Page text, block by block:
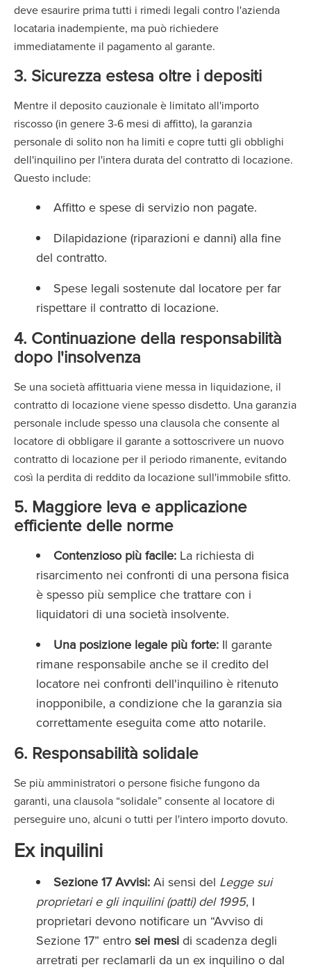
deve esaurire prima tutti i rimedi legali contro l'azienda
locataria inadempiente, ma può richiedere
immediatamente il pagamento al garante.
3. Sicurezza estesa oltre i depositi
Mentre il deposito cauzionale è limitato all'importo
riscosso (in genere 3-6 mesi di affitto), la garanzia
personale di solito non ha limiti e copre tutti gli obblighi
dell'inquilino per l'intera durata del contratto di locazione.
Questo include:
Affitto e spese di servizio non pagate.
Dilapidazione (riparazioni e danni) alla fine
del contratto.
Spese legali sostenute dal locatore per far
rispettare il contratto di locazione.
4. Continuazione della responsabilità
dopo l'insolvenza
Se una società affittuaria viene messa in liquidazione, il
contratto di locazione viene spesso disdetto. Una garanzia
personale include spesso una clausola che consente al
locatore di obbligare il garante a sottoscrivere un nuovo
contratto di locazione per il periodo rimanente, evitando
così la perdita di reddito da locazione sull'immobile sfitto.
5. Maggiore leva e applicazione
efficiente delle norme
Contenzioso più facile: La richiesta di
risarcimento nei confronti di una persona fisica
è spesso più semplice che trattare con i
liquidatori di una società insolvente.
Una posizione legale più forte: Il garante
rimane responsabile anche se il credito del
locatore nei confronti dell'inquilino è ritenuto
inopponibile, a condizione che la garanzia sia
correttamente eseguita come atto notarile.
6. Responsabilità solidale
Se più amministratori o persone fisiche fungono da
garanti, una clausola “solidale” consente al locatore di
perseguire uno, alcuni o tutti per l'intero importo dovuto.
Ex inquilini
Sezione 17 Avvisi: Ai sensi del Legge sui
proprietari e gli inquilini (patti) del 1995, I
proprietari devono notificare un “Avviso di
Sezione 17” entro sei mesi di scadenza degli
arretrati per reclamarli da un ex inquilino o dal